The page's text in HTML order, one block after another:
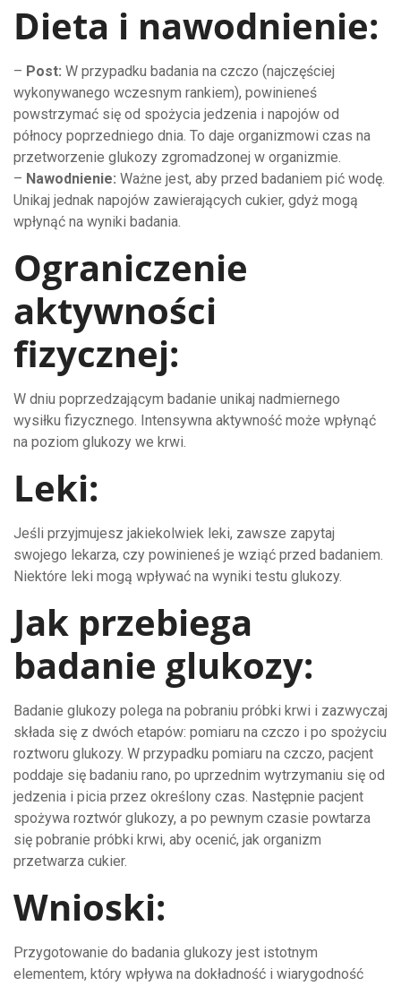
Dieta i nawodnienie:
– Post: W przypadku badania na czczo (najczęściej
wykonywanego wczesnym rankiem), powinieneś
powstrzymać się od spożycia jedzenia i napojów od
północy poprzedniego dnia. To daje organizmowi czas na
przetworzenie glukozy zgromadzonej w organizmie.
– Nawodnienie: Ważne jest, aby przed badaniem pić wodę.
Unikaj jednak napojów zawierających cukier, gdyż mogą
wpłynąć na wyniki badania.
Ograniczenie
aktywności
fizycznej:
W dniu poprzedzającym badanie unikaj nadmiernego
wysiłku fizycznego. Intensywna aktywność może wpłynąć
na poziom glukozy we krwi.
Leki:
Jeśli przyjmujesz jakiekolwiek leki, zawsze zapytaj
swojego lekarza, czy powinieneś je wziąć przed badaniem.
Niektóre leki mogą wpływać na wyniki testu glukozy.
Jak przebiega
badanie glukozy:
Badanie glukozy polega na pobraniu próbki krwi i zazwyczaj
składa się z dwóch etapów: pomiaru na czczo i po spożyciu
roztworu glukozy. W przypadku pomiaru na czczo, pacjent
poddaje się badaniu rano, po uprzednim wytrzymaniu się od
jedzenia i picia przez określony czas. Następnie pacjent
spożywa roztwór glukozy, a po pewnym czasie powtarza
się pobranie próbki krwi, aby ocenić, jak organizm
przetwarza cukier.
Wnioski:
Przygotowanie do badania glukozy jest istotnym
elementem, który wpływa na dokładność i wiarygodność